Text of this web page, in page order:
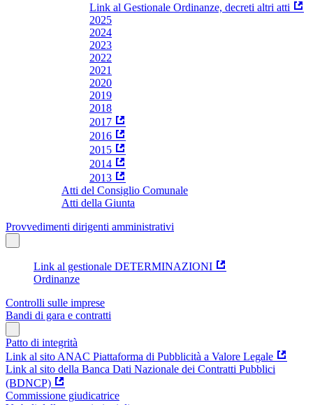
Link al Gestionale Ordinanze, decreti altri atti
2025
2024
2023
2022
2021
2020
2019
2018
2017
2016
2015
2014
2013
Atti del Consiglio Comunale
Atti della Giunta
Provvedimenti dirigenti amministrativi
Link al gestionale DETERMINAZIONI
Ordinanze
Controlli sulle imprese
Bandi di gara e contratti
Patto di integrità
Link al sito ANAC Piattaforma di Pubblicità a Valore Legale
Link al sito della Banca Dati Nazionale dei Contratti Pubblici
(BDNCP)
Commissione giudicatrice